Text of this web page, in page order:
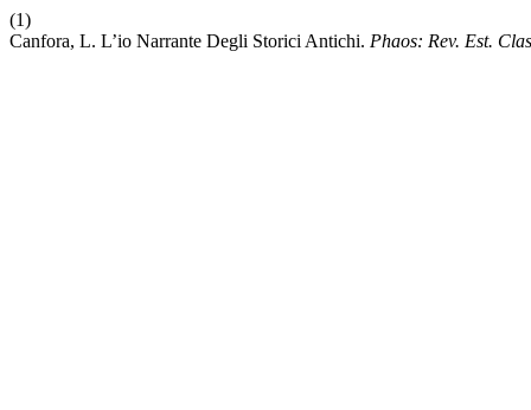
(1)
Canfora, L. L’io Narrante Degli Storici Antichi. Phaos: Rev. Est.